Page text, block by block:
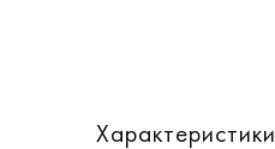
Характеристики